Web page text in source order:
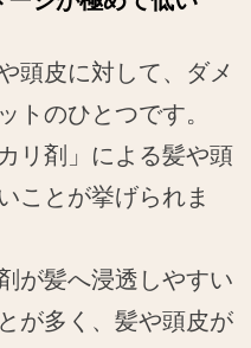
頭皮に対して、ダメ
トのひとつです。
リ剤」による髪や頭
ことが挙げられま
が髪へ浸透しやすい
が多く、髪や頭皮が